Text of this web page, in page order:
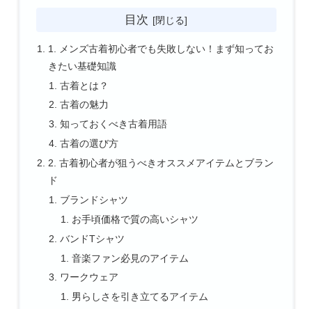
目次
1. メンズ古着初心者でも失敗しない！まず知ってお
きたい基礎知識
古着とは？
古着の魅力
知っておくべき古着用語
古着の選び方
2. 古着初心者が狙うべきオススメアイテムとブラン
ド
ブランドシャツ
お手頃価格で質の高いシャツ
バンドTシャツ
音楽ファン必見のアイテム
ワークウェア
男らしさを引き立てるアイテム